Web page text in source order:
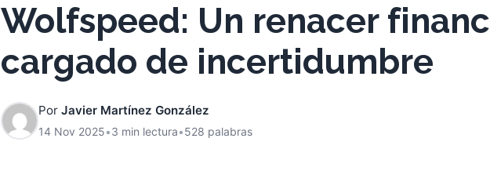
Wolfspeed: Un renacer
cargado de incertidumbre
Por Javier Martínez González
14 Nov 2025•3 min lectura•528 palabras